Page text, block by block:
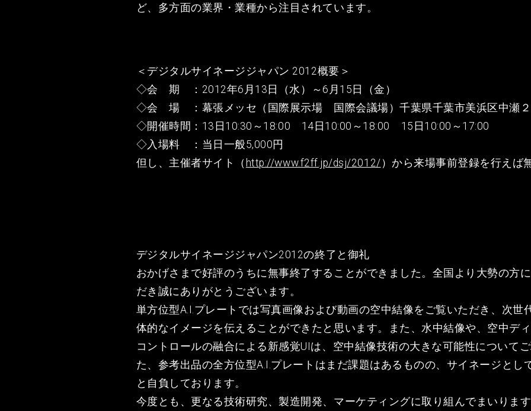
ど、多方面の業界・業種から注目されています。
＜デジタルサイネージジャパン 2012概要＞
◇会 期 ：2012年6月13日（水）～6月15日（金）
◇会 場 ：幕張メッセ（国際展示場 国際会議場）千葉県千葉市美浜区中瀬２
◇開催時間：13日10:30～18:00 14日10:00～18:00 15日10:00～17:00
◇入場料 ：当日一般5,000円
但し、主催者サイト（ http://www.f2ff.jp/dsj/2012/ ）から来場事前登録を行えば
デジタルサイネージジャパン2012の終了と御礼
おかげさまで好評のうちに無事終了することができました。全国より大勢の方
だき誠にありがとうございます。
単方位型A.I.プレートでは写真画像および動画の空中結像をご覧いただき、次世
体的なイメージを伝えることができたと思います。また、水中結像や、空中デ
コントロールの融合による新感覚UIは、空中結像技術の大きな可能性について
た、参考出品の全方位型A.I.プレートはまだ課題はあるものの、サイネージとし
と自負しております。
今度とも、更なる技術研究、製造開発、マーケティングに取り組んでまいりま